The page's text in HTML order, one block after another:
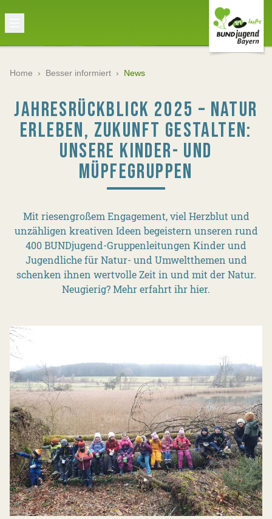
Home › Besser informiert › News
JAHRESRÜCKBLICK 2025 – NATUR
ERLEBEN, ZUKUNFT GESTALTEN:
UNSERE KINDER- UND
MÜPFEGRUPPEN
Mit riesengroßem Engagement, viel Herzblut und
unzähligen kreativen Ideen begeistern unseren rund
400 BUNDjugend-Gruppenleitungen Kinder und
Jugendliche für Natur- und Umweltthemen und
schenken ihnen wertvolle Zeit in und mit der Natur.
Neugierig? Mehr erfahrt ihr hier.